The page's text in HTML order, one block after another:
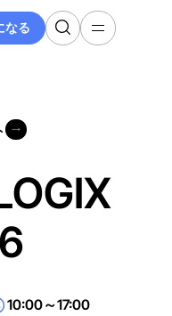
なる
なる
10:00～17:00